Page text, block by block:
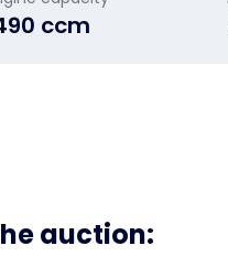
ccm
auction: